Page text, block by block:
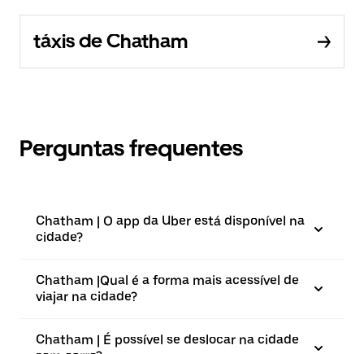
táxis de Chatham
Perguntas frequentes
Chatham | O app da Uber está disponível na
cidade?
Chatham |⁠Qual é a forma mais acessível de
viajar na cidade?
Chatham | É possível se deslocar na cidade